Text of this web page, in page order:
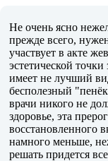
Не очень ясно
прежде всего,
участвует в акте
эстетической
имеет не лучший
бесполезный
врачи никого не
здоровье, эта
восстановленного
намного меньше,
решать придется